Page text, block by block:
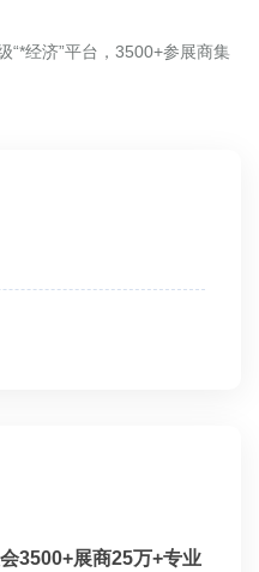
“*经济”平台，3500+参展商集
3500+展商25万+专业